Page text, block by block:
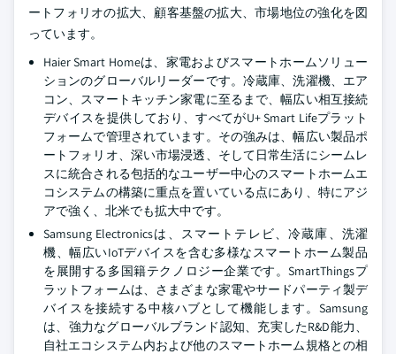
ートフォリオの拡大、顧客基盤の拡大、市場地位の強化を図
っています。
Haier Smart Homeは、家電およびスマートホームソリュー
ションのグローバルリーダーです。冷蔵庫、洗濯機、エア
コン、スマートキッチン家電に至るまで、幅広い相互接続
デバイスを提供しており、すべてがU+ Smart Lifeプラット
フォームで管理されています。その強みは、幅広い製品ポ
ートフォリオ、深い市場浸透、そして日常生活にシームレ
スに統合される包括的なユーザー中心のスマートホームエ
コシステムの構築に重点を置いている点にあり、特にアジ
アで強く、北米でも拡大中です。
Samsung Electronicsは、スマートテレビ、冷蔵庫、洗濯
機、幅広いIoTデバイスを含む多様なスマートホーム製品
を展開する多国籍テクノロジー企業です。SmartThingsプ
ラットフォームは、さまざまな家電やサードパーティ製デ
バイスを接続する中核ハブとして機能します。Samsung
は、強力なグローバルブランド認知、充実したR&D能力、
自社エコシステム内および他のスマートホーム規格との相